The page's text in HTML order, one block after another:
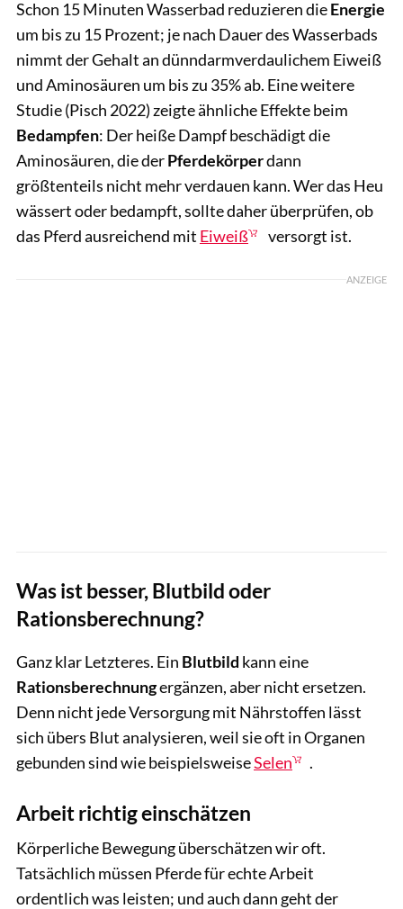
Schon 15 Minuten Wasserbad reduzieren dieEnergie
um bis zu 15 Prozent; je nach Dauer des Wasserbads
nimmt der Gehalt an dünndarmverdaulichem Eiweiß
und Aminosäuren um bis zu 35% ab. Eine weitere
Studie (Pisch 2022) zeigte ähnliche Effekte beim
Bedampfen: Der heiße Dampf beschädigt die
Aminosäuren, die derPferdekörperdann
größtenteils nicht mehr verdauen kann. Wer das Heu
wässert oder bedampft, sollte daher überprüfen, ob
das Pferd ausreichend mit Eiweiß versorgt ist.
ANZEIGE
Was ist besser, Blutbild oder
Rationsberechnung?
Ganz klar Letzteres. Ein Blutbild kann eine
Rationsberechnungergänzen, aber nicht ersetzen.
Denn nicht jede Versorgung mit Nährstoffen lässt
sich übers Blut analysieren, weil sie oft in Organen
gebunden sind wie beispielsweiseSelen .
Arbeit richtig einschätzen
Körperliche Bewegung überschätzen wir oft.
Tatsächlich müssen Pferde für echte Arbeit
ordentlich was leisten; und auch dann geht der